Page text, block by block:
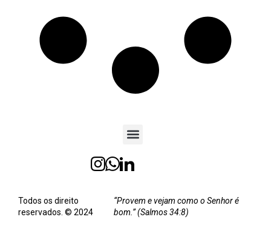
Todos os direito
reservados. © 2024
“Provem e vejam como o Senhor é
bom.” (Salmos 34:8)